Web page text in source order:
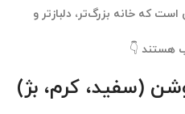
است که خانه بزرگ‌تر، دلبازتر و
هستند 👇